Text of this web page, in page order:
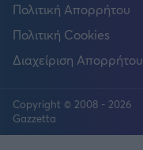
Πολιτική Απορρήτου
Πολιτική Cookies
Διαχείριση Απορρήτου
Copyright © 2008 - 2026
Gazzetta